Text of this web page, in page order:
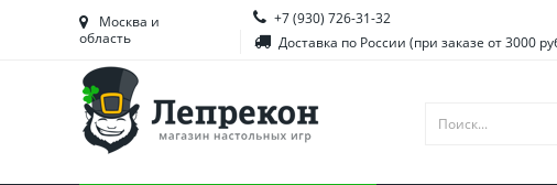
Башкортостан
Брянская область
Вологодская область
Воронежская область
Москва и
область
+7 (930) 726-31-32
Доставка по России (при заказе от 3000